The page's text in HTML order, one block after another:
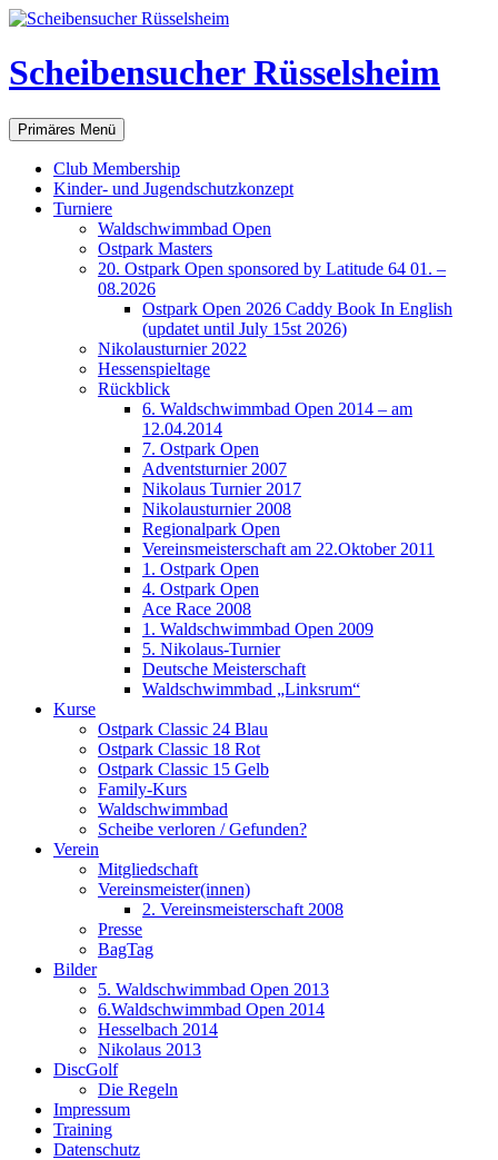
Scheibensucher Rüsselsheim
Suchen
Primäres Menü Zum
Inhalt
springen
Club Membership
Kinder- und Jugendschutzkonzept
Turniere
Waldschwimmbad Open
Ostpark Masters
20. Ostpark Open sponsored by Latitude 64 01. –
08.2026
Ostpark Open 2026 Caddy Book In English
(updatet until July 15st 2026)
Nikolausturnier 2022
Hessenspieltage
Rückblick
6. Waldschwimmbad Open 2014 – am
12.04.2014
7. Ostpark Open
Adventsturnier 2007
Nikolaus Turnier 2017
Nikolausturnier 2008
Regionalpark Open
Vereinsmeisterschaft am 22.Oktober 2011
1. Ostpark Open
4. Ostpark Open
Ace Race 2008
1. Waldschwimmbad Open 2009
5. Nikolaus-Turnier
Deutsche Meisterschaft
Waldschwimmbad „Linksrum“
Kurse
Ostpark Classic 24 Blau
Ostpark Classic 18 Rot
Ostpark Classic 15 Gelb
Family-Kurs
Waldschwimmbad
Scheibe verloren / Gefunden?
Verein
Mitgliedschaft
Vereinsmeister(innen)
2. Vereinsmeisterschaft 2008
Presse
BagTag
Bilder
5. Waldschwimmbad Open 2013
6.Waldschwimmbad Open 2014
Hesselbach 2014
Nikolaus 2013
DiscGolf
Die Regeln
Impressum
Training
Datenschutz